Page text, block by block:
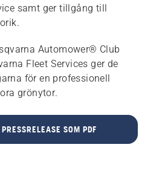
samt ger tillgång till
Automower® Club
Fleet Services ger de
för en professionell
grönytor.
SOM PDF